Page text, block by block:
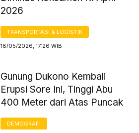
2026
TRANSPORTASI & LOGISTIK
18/05/2026, 17:26 WIB
Gunung Dukono Kembali
Erupsi Sore Ini, Tinggi Abu
400 Meter dari Atas Puncak
DEMOGRAFI